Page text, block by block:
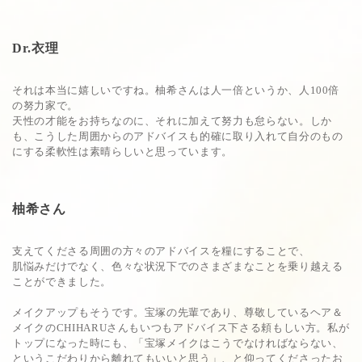
Dr.衣理
それは本当に嬉しいですね。柚希さんは人一倍というか、人100倍
の努力家で。
天性の才能をお持ちなのに、それに加えて努力も怠らない。しか
も、こうした周囲からのアドバイスも的確に取り入れて自分のもの
にする柔軟性は素晴らしいと思っています。
柚希さん
支えてくださる周囲の方々のアドバイスを糧にすることで、
肌悩みだけでなく、色々な状況下でのさまざまなことを乗り越える
ことができました。
メイクアップもそうです。宝塚の先輩であり、尊敬しているヘア＆
メイクのCHIHARUさんもいつもアドバイス下さる頼もしい方。私が
トップになった時にも、「宝塚メイクはこうでなければならない、
というこだわりから離れてもいいと思う」、と仰ってくださったお